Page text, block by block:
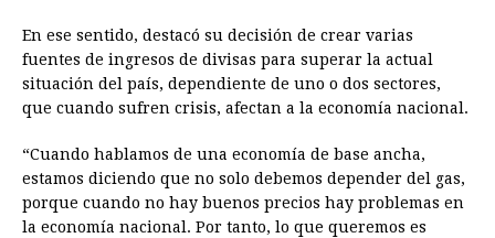
En ese sentido, destacó su decisión de crear varias
fuentes de ingresos de divisas para superar la actual
situación del país, dependiente de uno o dos sectores,
que cuando sufren crisis, afectan a la economía nacional.
“Cuando hablamos de una economía de base ancha,
estamos diciendo que no solo debemos depender del gas,
porque cuando no hay buenos precios hay problemas en
la economía nacional. Por tanto, lo que queremos es